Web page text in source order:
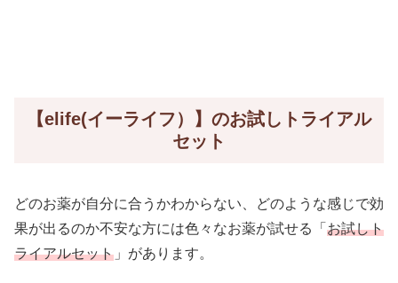
【elife(イーライフ）】のお試しトライアル
セット
どのお薬が自分に合うかわからない、どのような感じで効
果が出るのか不安な方には色々なお薬が試せる「 お試しト
ライアルセット 」があります。